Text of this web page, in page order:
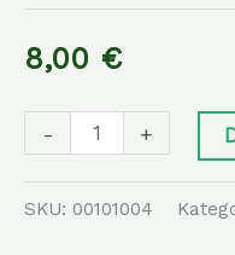
8,00 €
- +
SKU: 00101004